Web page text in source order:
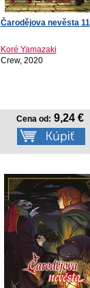
Čarodějova nevěsta 11
Koré Yamazaki
Crew, 2020
Cena od: 9,24 €